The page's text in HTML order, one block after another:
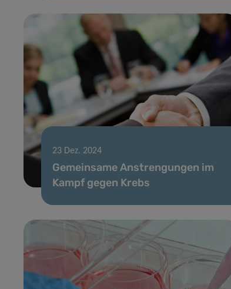
23 Dez. 2024
Gemeinsame Anstrengungen im
Kampf gegen Krebs